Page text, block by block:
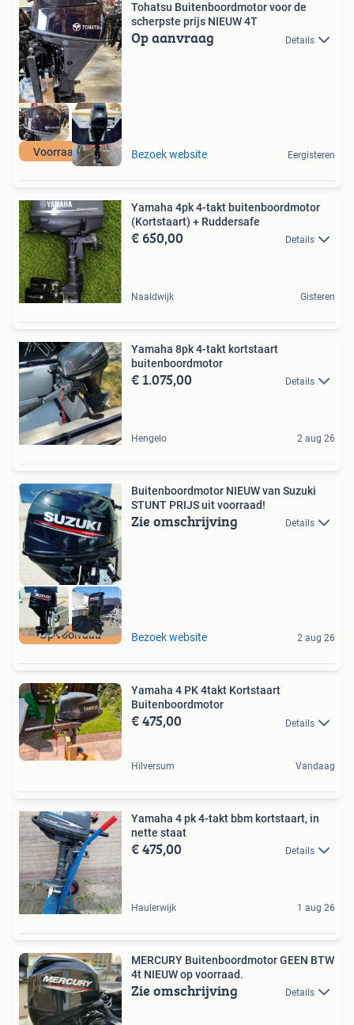
Voorraad actie
Tohatsu Buitenboordmotor voor de
scherpste prijs NIEUW 4T
Op aanvraag Details
Bezoek website Eergisteren
Yamaha 4pk 4-takt buitenboordmotor
(Kortstaart) + Ruddersafe
€ 650,00 Details
Naaldwijk Gisteren
Yamaha 8pk 4-takt kortstaart
buitenboordmotor
€ 1.075,00 Details
Hengelo 2 aug 26
Op voorraad
Buitenboordmotor NIEUW van Suzuki
STUNT PRIJS uit voorraad!
Zie omschrijving Details
Bezoek website 2 aug 26
Yamaha 4 PK 4takt Kortstaart
Buitenboordmotor
€ 475,00 Details
Hilversum Vandaag
Yamaha 4 pk 4-takt bbm kortstaart, in
nette staat
€ 475,00 Details
Haulerwijk 1 aug 26
MERCURY Buitenboordmotor GEEN BTW
4t NIEUW op voorraad.
Zie omschrijving Details